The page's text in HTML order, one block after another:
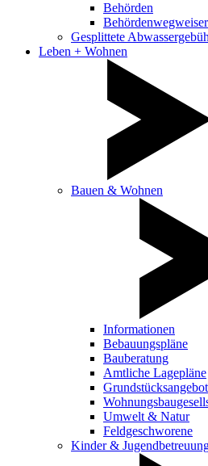
Behörden
Behördenwegweiser
Gesplittete
Leben + Wohnen
Bauen & Wohnen
Informationen
Bebauungspläne
Bauberatung
Amtliche Lagepläne
Umwelt & Natur
Feldgeschworene
Kinder &